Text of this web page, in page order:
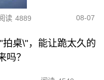
读 4889 08-07
拍桌\"，能让跪太久的
吗？